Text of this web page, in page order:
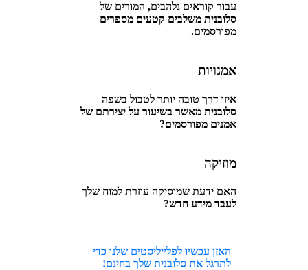
עבור קוראים נלהבים, המורים של
סלובנית משלבים קטעים מספרים
מפורסמים.
אמנויות
איזו דרך טובה יותר לטבול בשפה
סלובנית מאשר בשיעור על יצירתם של
אמנים מפורסמים?
מוזיקה
האם ידעת שמוסיקה עוזרת למוח שלך
לעבד מידע חדש?
האזן עכשיו לפלייליסטים שלנו כדי
לתרגל את סלובנית שלך בחינם!